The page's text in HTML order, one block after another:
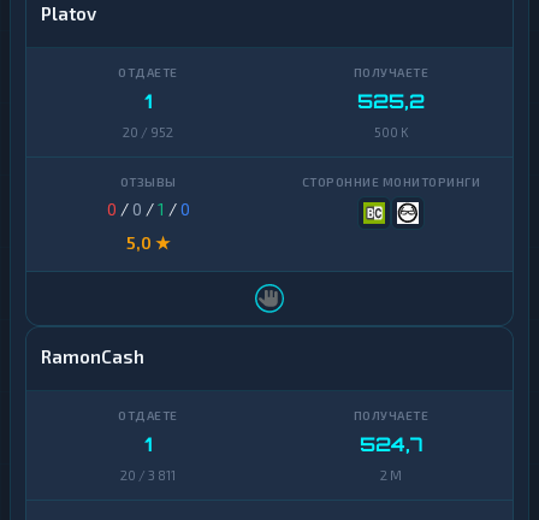
Platov
1
20 / 952
525,2
500 K
0 / 0 /1 /0
5,0 ★
RamonCash
1
20 / 3 811
524,7
2 M